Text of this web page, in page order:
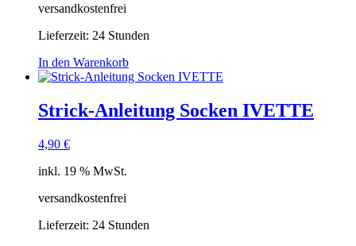
versandkostenfrei
Lieferzeit: 24 Stunden
In den Warenkorb
Strick-Anleitung Socken IVETTE
4,90 €
inkl. 19 % MwSt.
versandkostenfrei
Lieferzeit: 24 Stunden